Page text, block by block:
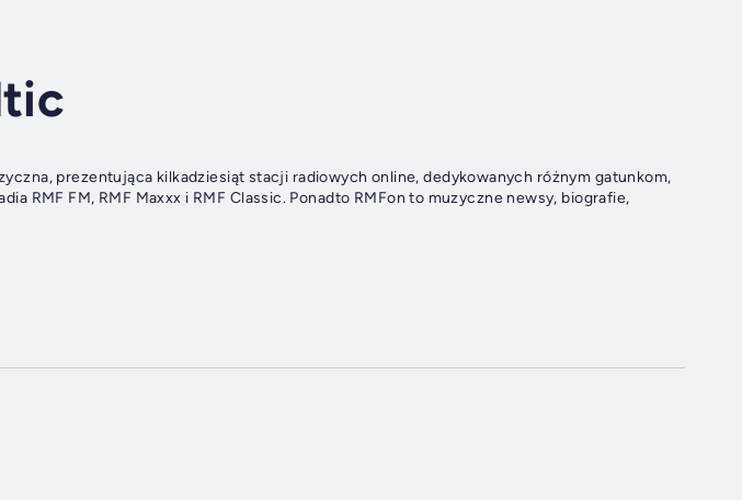
prezentująca kilkadziesiąt stacji radiowych online, dedykowanych różnym gatunkom,
RMF FM, RMF Maxxx i RMF Classic. Ponadto RMFon to muzyczne newsy, biografie,